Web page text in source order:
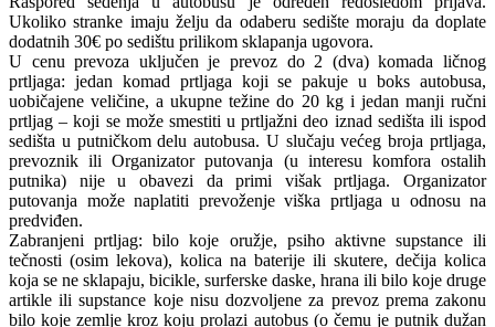
Ukoliko stranke imaju želju da odaberu sedište moraju da doplate
dodatnih 30€ po sedištu prilikom sklapanja ugovora.
U cenu prevoza uključen je prevoz do 2 (dva) komada ličnog
prtljaga: jedan komad prtljaga koji se pakuje u boks autobusa,
uobičajene veličine, a ukupne težine do 20 kg i jedan manji ručni
prtljag – koji se može smestiti u prtljažni deo iznad sedišta ili ispod
sedišta u putničkom delu autobusa. U slučaju većeg broja prtljaga,
prevoznik ili Organizator putovanja (u interesu komfora ostalih
putnika) nije u obavezi da primi višak prtljaga. Organizator
putovanja može naplatiti prevoženje viška prtljaga u odnosu na
predviđen.
Zabranjeni prtljag: bilo koje oružje, psiho aktivne supstance ili
tečnosti (osim lekova), kolica na baterije ili skutere, dečija kolica
koja se ne sklapaju, bicikle, surferske daske, hrana ili bilo koje druge
artikle ili supstance koje nisu dozvoljene za prevoz prema zakonu
bilo koje zemlje kroz koju prolazi autobus (o čemu je putnik dužan